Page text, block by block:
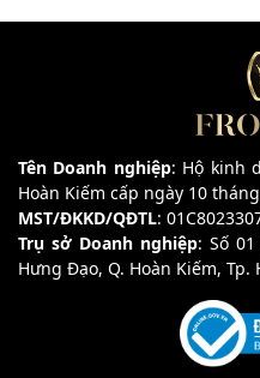
Tên Doanh nghiệp: Hộ kinh
Hoàn Kiếm cấp ngày 10
MST/ĐKKD/QĐTL:
Trụ sở Doanh nghiệp: Số
Hưng Đạo, Q. Hoàn Kiếm, Tp.